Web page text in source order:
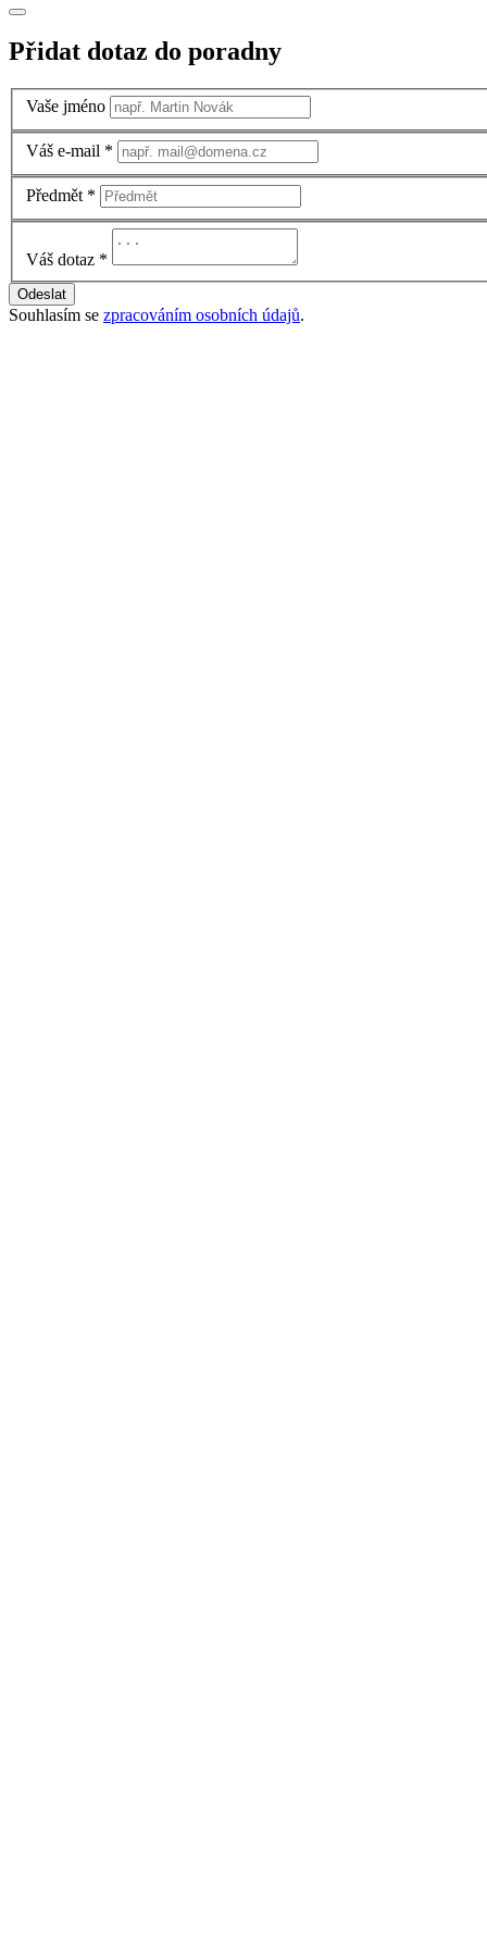
Přidat dotaz do poradny
Vaše jméno
Váš e-mail *
Předmět *
Váš dotaz *
Odeslat
Souhlasím se zpracováním osobních údajů.